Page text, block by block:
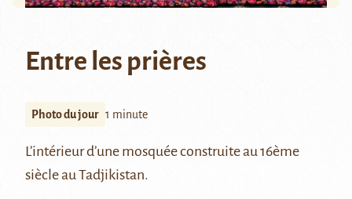
Entre les prières
Photo du jour 1 minute
L’intérieur d’une mosquée construite au 16ème
siècle au Tadjikistan.